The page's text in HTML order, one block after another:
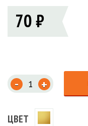
70 ₽
- +
ЦВЕТ